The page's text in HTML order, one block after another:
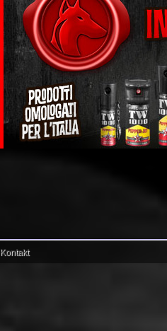
Kontakt